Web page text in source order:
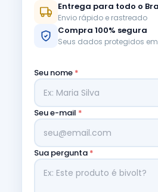
Entrega para todo o
Envio rápido e rastreado
Compra 100% segura
Seus dados protegidos
Seu nome *
Seu e-mail *
Sua pergunta *